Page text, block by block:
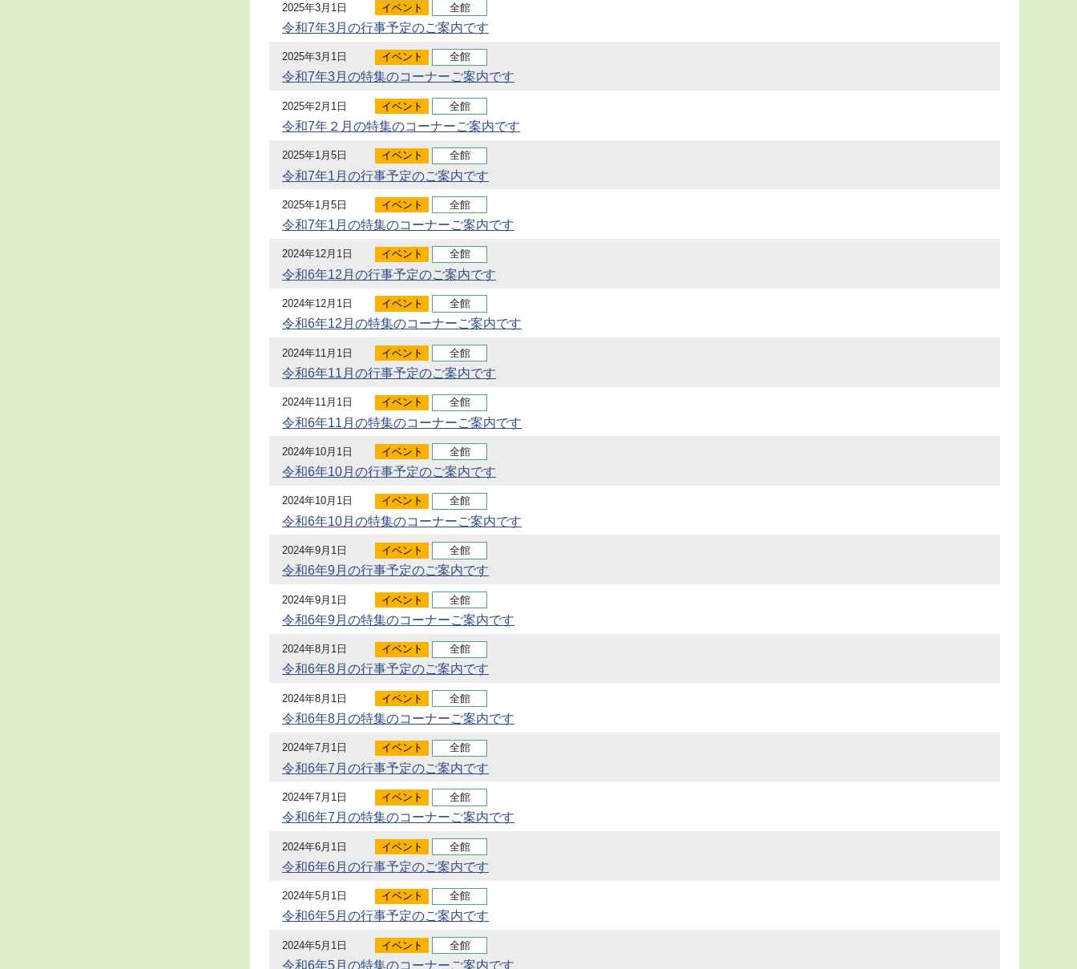
2025年3月1日 イベント 全館
令和7年3月の行事予定のご案内です
2025年3月1日 イベント 全館
令和7年3月の特集のコーナーご案内です
2025年2月1日 イベント 全館
令和7年２月の特集のコーナーご案内です
2025年1月5日 イベント 全館
令和7年1月の行事予定のご案内です
2025年1月5日 イベント 全館
令和7年1月の特集のコーナーご案内です
2024年12月1日 イベント 全館
令和6年12月の行事予定のご案内です
2024年12月1日 イベント 全館
令和6年12月の特集のコーナーご案内です
2024年11月1日 イベント 全館
令和6年11月の行事予定のご案内です
2024年11月1日 イベント 全館
令和6年11月の特集のコーナーご案内です
2024年10月1日 イベント 全館
令和6年10月の行事予定のご案内です
2024年10月1日 イベント 全館
令和6年10月の特集のコーナーご案内です
2024年9月1日 イベント 全館
令和6年9月の行事予定のご案内です
2024年9月1日 イベント 全館
令和6年9月の特集のコーナーご案内です
2024年8月1日 イベント 全館
令和6年8月の行事予定のご案内です
2024年8月1日 イベント 全館
令和6年8月の特集のコーナーご案内です
2024年7月1日 イベント 全館
令和6年7月の行事予定のご案内です
2024年7月1日 イベント 全館
令和6年7月の特集のコーナーご案内です
2024年6月1日 イベント 全館
令和6年6月の行事予定のご案内です
2024年5月1日 イベント 全館
令和6年5月の行事予定のご案内です
2024年5月1日 イベント 全館
令和6年5月の特集のコーナーご案内です